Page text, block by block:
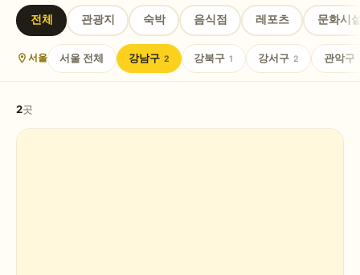
전체 관광지 숙박 음식점 레포츠 문화시
서울 서울 전체 강남구 2 강북구 1 강서구 2 관악구
2곳